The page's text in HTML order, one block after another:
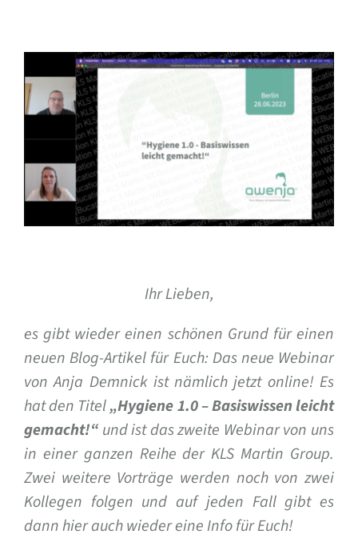
grösseres
Bild
Ihr Lieben,
es gibt wieder einen schönen Grund für einen
neuen Blog-Artikel für Euch: Das neue Webinar
von Anja Demnick ist nämlich jetzt online! Es
hat den Titel„Hygiene 1.0 – Basiswissen leicht
gemacht!“ und ist das zweite Webinar von uns
in einer ganzen Reihe der KLS Martin Group.
Zwei weitere Vorträge werden noch von zwei
Kollegen folgen und auf jeden Fall gibt es
dann hier auch wieder eine Info für Euch!